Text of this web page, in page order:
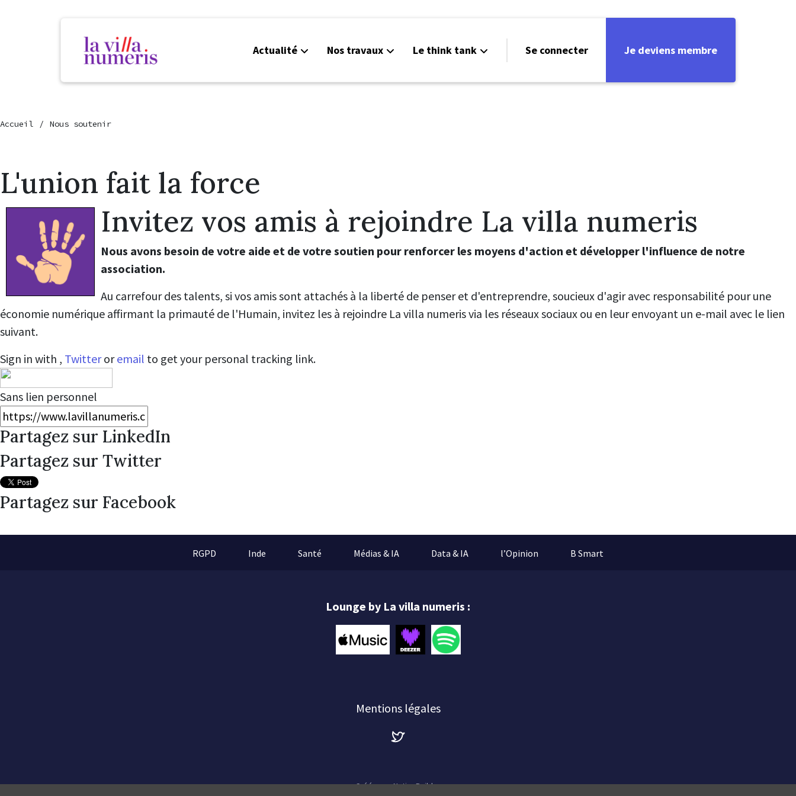
Actualité Nos travaux Le think tank Se connecter Je deviens membre
Accueil Nous soutenir
L'union fait la force
Invitez vos amis à rejoindre La villa numeris
Nous avons besoin de votre aide et de votre soutien pour renforcer les moyens d'action et développer l'influence de notre
association.
Au carrefour des talents, si vos amis sont attachés à la liberté de penser et d'entreprendre, soucieux d'agir avec responsabilité pour une
économie numérique affirmant la primauté de l'Humain, invitez les à rejoindre La villa numeris via les réseaux sociaux ou en leur envoyant un e-mail avec le lien
suivant.
Sign in with , Twitteroremail to get your personal tracking link.
Sans lien personnel
Partagez sur LinkedIn
Partagez sur Twitter
Partagez sur Facebook
RGPD Inde Santé Médias & IA Data & IA l’Opinion B Smart
Lounge by La villa numeris :
Mentions légales
Créé avecNationBuilder